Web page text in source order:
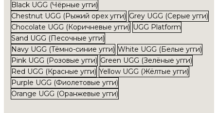
Black UGG (Чёрные угги)
Chestnut UGG (Рыжий орех угги) Grey UGG (Серые угги)
Chocolate UGG (Коричневые угги) UGG Platform
Sand UGG (Песочные угги)
Navy UGG (Тёмно-синие угги) White UGG (Белые угги)
Pink UGG (Розовые угги) Green UGG (Зелёные угги)
Red UGG (Красные угги) Yellow UGG (Жёлтые угги)
Purple UGG (Фиолетовые угги)
Orange UGG (Оранжевые угги)